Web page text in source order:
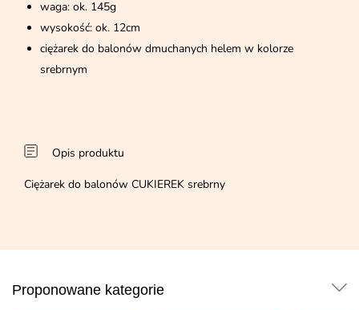
waga: ok. 145g
wysokość: ok. 12cm
ciężarek do balonów dmuchanych helem w kolorze
srebrnym
Opis produktu
Ciężarek do balonów CUKIEREK srebrny
Proponowane kategorie